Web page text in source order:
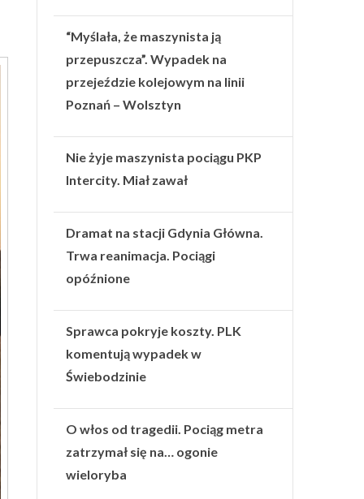
“Myślała, że maszynista ją
przepuszcza”. Wypadek na
przejeździe kolejowym na linii
Poznań – Wolsztyn
Nie żyje maszynista pociągu PKP
Intercity. Miał zawał
Dramat na stacji Gdynia Główna.
Trwa reanimacja. Pociągi
opóźnione
Sprawca pokryje koszty. PLK
komentują wypadek w
Świebodzinie
O włos od tragedii. Pociąg metra
zatrzymał się na… ogonie
wieloryba